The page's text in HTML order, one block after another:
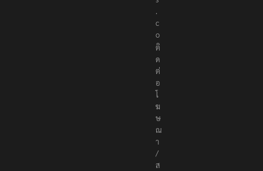
.
c
o
ติ
ด
ต่
อ
โ
ฆ
ษ
ณ
า
/
ส